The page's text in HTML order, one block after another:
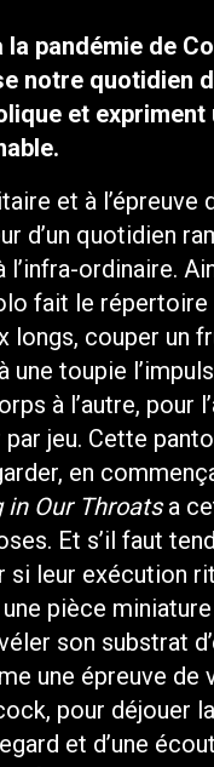
pandémie de
notre quotidien
et
et à l’épreuve
d’un quotidien
ordinaire.
fait le répertoire
longs, couper un
une toupie
à l’autre, pour
par jeu. Cette
en
in Our Throatsa
Et s’il faut
si leur exécution
pièce
son substrat
une épreuve de
pour déjouer
et d’une